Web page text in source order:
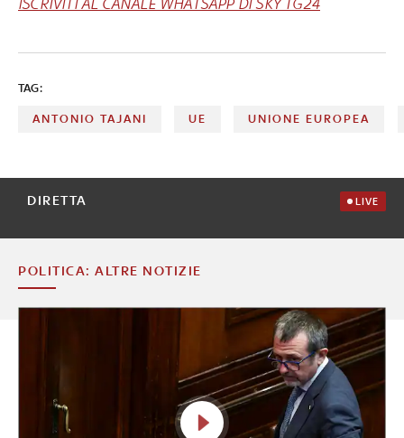
ISCRIVITI AL CANALE WHATSAPP DI SKY TG24
TAG:
ANTONIO TAJANI UE UNIONE EUROPEA
DIRETTA LIVE
POLITICA: ALTRE NOTIZIE